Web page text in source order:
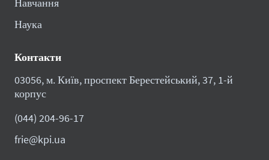
Навчання
Наука
Контакти
03056, м. Київ, проспект Берестейський, 37, 1-й
корпус
(044) 204-96-17
frie@kpi.ua